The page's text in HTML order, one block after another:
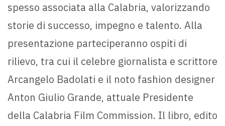
spesso associata alla Calabria, valorizzando
storie di successo, impegno e talento. Alla
presentazione parteciperanno ospiti di
rilievo, tra cui il celebre giornalista e scrittore
Arcangelo Badolati e il noto fashion designer
Anton Giulio Grande, attuale Presidente
della Calabria Film Commission. Il libro, edito